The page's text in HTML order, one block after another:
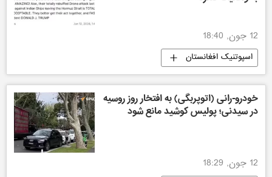
12 جون, 18:40
اسپوتنیک افغانستان
خودرو-رانی (اتوپربگی) به افتخار روز روسیه
در سیدنی؛ پولیس کوشید مانع شود
12 جون, 18:29